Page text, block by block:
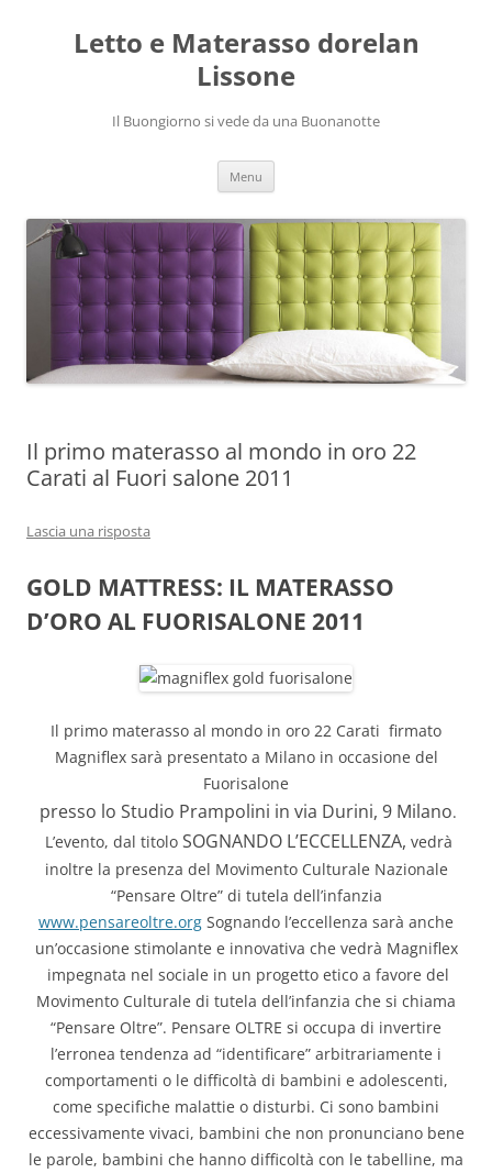
contenutoLetto e Materasso dorelan
Lissone
Il Buongiorno si vede da una Buonanotte
Menu
Il primo materasso al mondo in oro 22
Carati al Fuori salone 2011
Lascia una risposta
GOLD MATTRESS: IL MATERASSO
D’ORO AL FUORISALONE 2011
Il primo materasso al mondo in oro 22 Carati firmato
Magniflex sarà presentato a Milano in occasione del
Fuorisalone
presso lo Studio Prampolini in via Durini, 9 Milano.
L’evento, dal titolo SOGNANDO L’ECCELLENZA, vedrà
inoltre la presenza del Movimento Culturale Nazionale
“Pensare Oltre” di tutela dell’infanzia
www.pensareoltre.org Sognando l’eccellenza sarà anche
un’occasione stimolante e innovativa che vedrà Magniflex
impegnata nel sociale in un progetto etico a favore del
Movimento Culturale di tutela dell’infanzia che si chiama
“Pensare Oltre”. Pensare OLTRE si occupa di invertire
l’erronea tendenza ad “identificare” arbitrariamente i
comportamenti o le difficoltà di bambini e adolescenti,
come specifiche malattie o disturbi. Ci sono bambini
eccessivamente vivaci, bambini che non pronunciano bene
le parole, bambini che hanno difficoltà con le tabelline, ma